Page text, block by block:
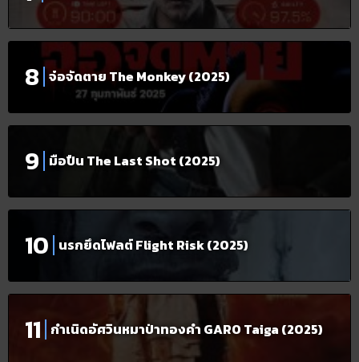
จ๋อจัดตาย The Monkey (2025)
มือปืน The Last Shot (2025)
นรกยึดไฟลต์ Flight Risk (2025)
กำเนิดอัศวินหมาป่าทองคำ GARO Taiga (2025)